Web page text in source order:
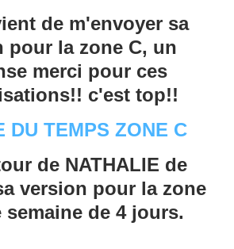
de m'envoyer sa
pour la zone C, un
merci pour ces
c'est top!!
DU TEMPS ZONE C
de NATHALIE de
version pour la zone
de 4 jours.